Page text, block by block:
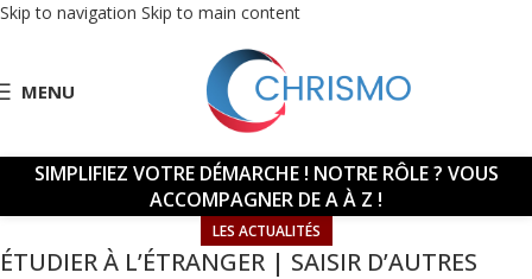
Skip to navigation Skip to main content
MENU
SIMPLIFIEZ VOTRE DÉMARCHE ! NOTRE RÔLE ? VOUS
ACCOMPAGNER DE A À Z !
LES ACTUALITÉS
ÉTUDIER À L’ÉTRANGER | SAISIR D’AUTRES